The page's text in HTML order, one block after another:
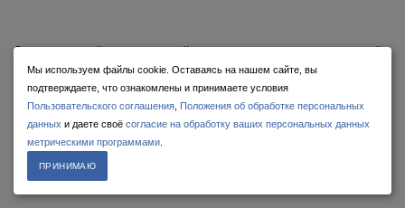
Даже недорогойстроительный тепловизорстановится выгодной
инвестицией, позволяющей экономить ресурсы, контролировать
качество строительства и обеспечивать безопасность жилья.
Мы используем файлы cookie. Оставаясь на нашем сайте, вы
подтверждаете, что ознакомлены и принимаете условия
Пользовательского соглашения Положения об обработке персональных
данных и даете своё согласие на обработку ваших персональных данных
метрическими программами
ПРИНИМАЮ